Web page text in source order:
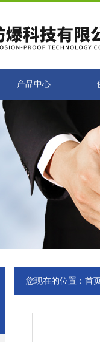
产品中心
您现在的位置： 首